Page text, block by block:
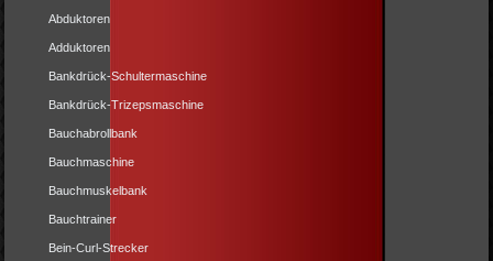
Abduktoren
Adduktoren
Bankdrück-Schultermaschine
Bankdrück-Trizepsmaschine
Bauchabrollbank
Bauchmaschine
Bauchmuskelbank
Bauchtrainer
Bein-Curl-Strecker